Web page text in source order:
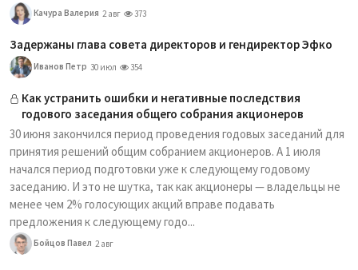
Качура Валерия 2 авг 373
Задержаны глава совета директоров и гендиректор Эфко
Иванов Петр 30 июл 354
Как устранить ошибки и негативные последствия
годового заседания общего собрания акционеров
30 июня закончился период проведения годовых заседаний для
принятия решений общим собранием акционеров. А 1 июля
начался период подготовки уже к следующему годовому
заседанию. И это не шутка, так как акционеры — владельцы не
менее чем 2% голосующих акций вправе подавать
предложения к следующему годо...
Бойцов Павел 2 авг